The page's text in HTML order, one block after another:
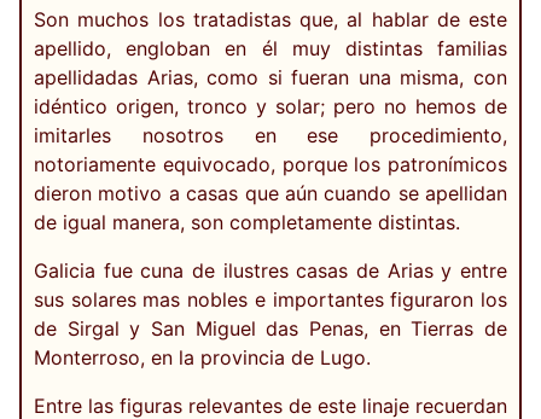
Son muchos los tratadistas que, al hablar de este
apellido, engloban en él muy distintas familias
apellidadas Arias, como si fueran una misma, con
idéntico origen, tronco y solar; pero no hemos de
imitarles nosotros en ese procedimiento,
notoriamente equivocado, porque los patronímicos
dieron motivo a casas que aún cuando se apellidan
de igual manera, son completamente distintas.
Galicia fue cuna de ilustres casas de Arias y entre
sus solares mas nobles e importantes figuraron los
de Sirgal y San Miguel das Penas, en Tierras de
Monterroso, en la provincia de Lugo.
Entre las figuras relevantes de este linaje recuerdan